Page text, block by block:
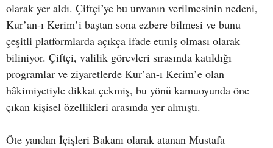
olarak yer aldı. Çiftçi’ye bu unvanın verilmesinin nedeni,
Kur’an-ı Kerim’i baştan sona ezbere bilmesi ve bunu
çeşitli platformlarda açıkça ifade etmiş olması olarak
biliniyor. Çiftçi, valilik görevleri sırasında katıldığı
programlar ve ziyaretlerde Kur’an-ı Kerim’e olan
hâkimiyetiyle dikkat çekmiş, bu yönü kamuoyunda öne
çıkan kişisel özellikleri arasında yer almıştı.
Öte yandan İçişleri Bakanı olarak atanan Mustafa